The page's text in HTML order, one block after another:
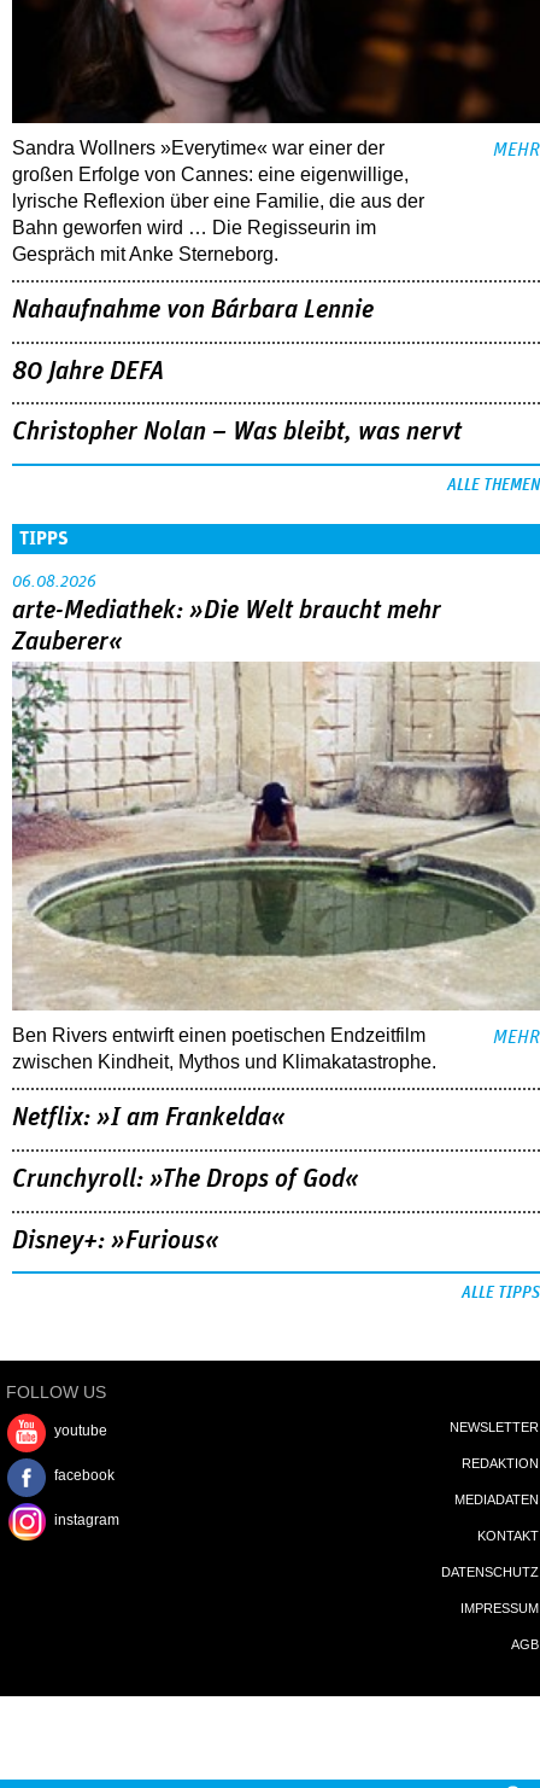
Sandra Wollners »Everytime« war einer der
großen Erfolge von Cannes: eine eigenwillige,
lyrische Reflexion über eine ­Familie, die aus der
Bahn geworfen wird … Die Regisseurin im
Gespräch mit Anke Sterneborg.
MEHR
Nahaufnahme von Bárbara Lennie
80 Jahre DEFA
Christopher Nolan – Was bleibt, was nervt
ALLE THEMEN
TIPPS
06.08.2026
arte-Mediathek: »Die Welt braucht mehr
Zauberer«
Ben Rivers entwirft einen poetischen Endzeitfilm
zwischen Kindheit, Mythos und Klimakatastrophe.
MEHR
Netflix: »I am Frankelda«
Crunchyroll: »The Drops of God«
Disney+: »Furious«
ALLE TIPPS
FOLLOW US
youtube
facebook
instagram
NEWSLETTER
REDAKTION
MEDIADATEN
KONTAKT
DATENSCHUTZ
IMPRESSUM
AGB